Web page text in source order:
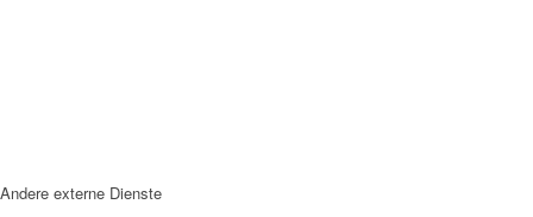
Andere externe Dienste